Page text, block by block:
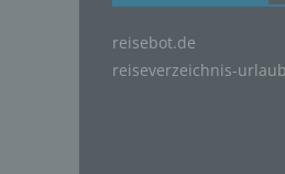
reisebot.de
reiseverzeichnis-